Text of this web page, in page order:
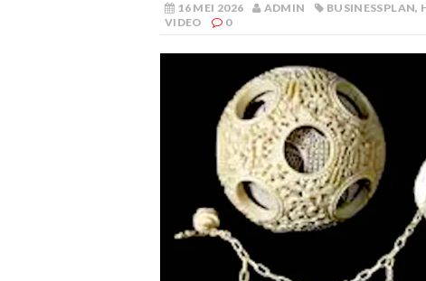
16 MEI 2026 ADMIN BUSINESSPLAN,
VIDEO
0